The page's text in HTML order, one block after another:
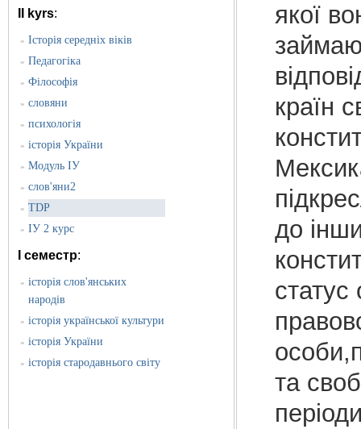
II kyrs:
» Історія середніх віків
» Педагогіка
» Філософія
» словяни
» психологія
» історія України
» Модуль ІУ
» слов'яни2
» TDP
» ІУ 2 курс
I семестр:
» історія слов'янських
народів
» історія української культури
» історія України
» історія стародавнього світу
якої
країн
до
статус
та